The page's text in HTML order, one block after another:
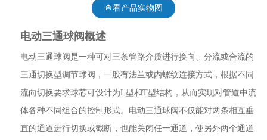
查看产品实物图
电动三通球阀概述
电动三通球阀是一种可对三条管路介质进行换向、分流或合流的
三通切换型调节球阀，一般有法兰或内螺纹连接方式，根据不同
流向切换要求球芯可设计为L型和T型结构，从而实现对管道中流
体各种不同组合的控制形式。电动三通球阀不仅能对两条相互垂
直的通道进行切换或截断，也能关闭任一通道，使另外两个通道